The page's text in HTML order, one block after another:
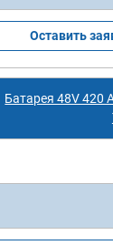
Оставить
Батарея 48V 420